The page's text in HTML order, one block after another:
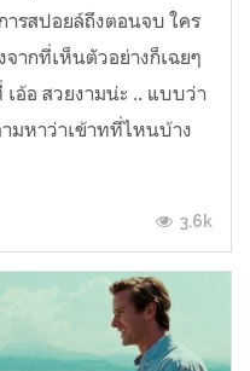
ารสปอยล์ถึงตอนจบ ใคร
ากที่เห็นตัวอย่างก็เฉยๆ
อ้อ สวยงามน่ะ .. แบบว่า
มหาว่าเข้าทที่ไหนบ้าง
3.6k